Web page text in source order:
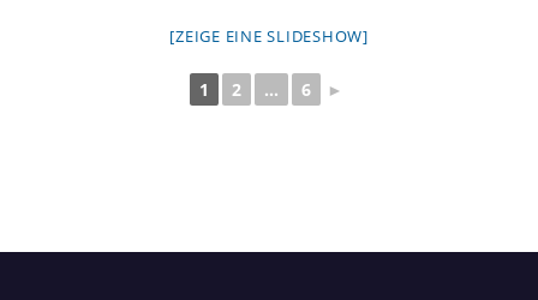
[ZEIGE EINE SLIDESHOW]
1 2 ... 6 ►